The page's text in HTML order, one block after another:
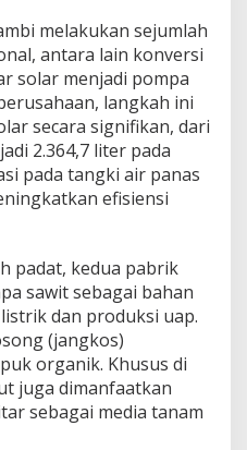
i
t
P
T
P
N
I
V
P
a
C
o
R
a
i
h
P
R
O
melakukan sejumlah
antara lain konversi
solar menjadi pompa
langkah ini
secara signifikan, dari
2.364,7 liter pada
pada tangki air panas
efisiensi
padat, kedua pabrik
sawit sebagai bahan
dan produksi uap.
(jangkos)
organik. Khusus di
juga dimanfaatkan
sebagai media tanam